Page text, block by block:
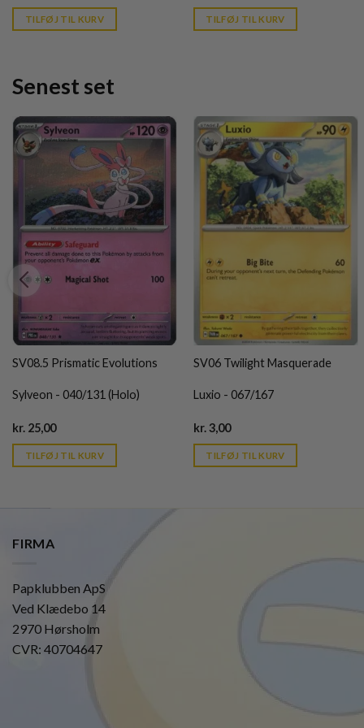
is:
kr. 39,95.
TILFØJ TIL KURV
is:
kr. 39,95.
TILFØJ TIL KURV
Senest set
SV08.5 Prismatic Evolutions
Sylveon - 040/131 (Holo)
kr. 25,00Current
is:
kr. 39,95.
TILFØJ TIL KURV
SV06 Twilight Masquerade
Luxio - 067/167
kr.3,00Current
is:
kr. 39,95.
TILFØJ TIL KURV
FIRMA
Papklubben ApS
Ved Klædebo 14
2970 Hørsholm
CVR: 40704647